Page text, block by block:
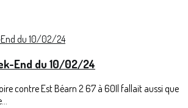
End du 10/02/24
contre Est Béarn 2 67 à 60Il fallait aussi que